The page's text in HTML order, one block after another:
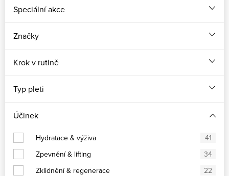
Speciální akce
Značky
Krok v rutině
Typ pleti
Účinek
Hydratace & výživa
41
Zpevnění & lifting
34
Zklidnění & regenerace
22